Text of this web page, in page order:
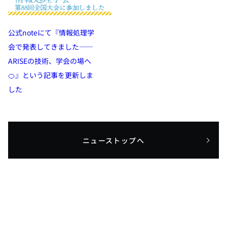
公式noteにて『情報処理学
会で発表してきました——
ARISEの技術、学会の場へ
🍊』という記事を更新しま
した
ニューストップへ